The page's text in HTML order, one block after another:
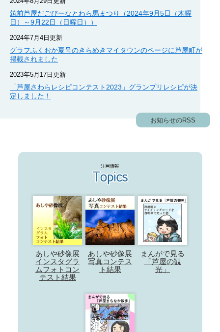
筑前芦屋だごびーなとわら馬まつり（2024年9月5日（木曜
日）～9月22日（日曜日））
2024年7月4日更新
グラフふくおか夏号のきらめきマイタウンのページに芦屋町が
掲載されました
2023年5月17日更新
「芦屋さわらレシピコンテスト2023」グランプリレシピが決
定しました！
お知らせのRSS
あしや砂像展
インスタグラ
ムフォトコン
テスト結果
あしや砂像展
写真コンテス
ト結果
まんがで見る
「芦屋の観
光」